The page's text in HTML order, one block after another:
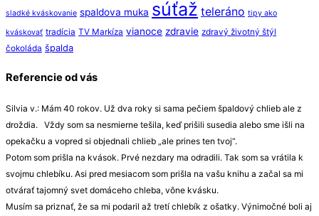
sladké kváskovanie spaldova muka súťaž teleráno tipy ako
kváskovať tradícia TV Markíza vianoce zdravie zdravý životný štýl
čokoláda špalda
Referencie od vás
Silvia v.: Mám 40 rokov. Už dva roky si sama pečiem špaldový chlieb ale z
droždia. Vždy som sa nesmierne tešila, keď prišili susedia alebo sme išli na
opekačku a vopred si objednali chlieb „ale prines ten tvoj“.
Potom som prišla na kvások. Prvé nezdary ma odradili. Tak som sa vrátila k
svojmu chlebíku. Asi pred mesiacom som prišla na vašu knihu a začal sa mi
otvárať tajomný svet domáceho chleba, vône kvásku.
Musím sa priznať, že sa mi podaril až tretí chlebík z ošatky. Výnimočné boli aj